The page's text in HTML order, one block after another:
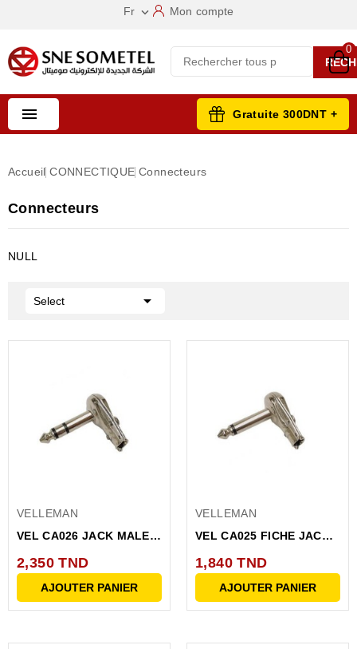
Fr  Mon compte
0
 Gratuite 300DNT +
Accueil CONNECTIQUE Connecteurs
Connecteurs
NULL
Select 
VELLEMAN
VEL CA026 JACK MALE
STEREO
2,350 TND
AJOUTER PANIER
VELLEMAN
VEL CA025 FICHE JACK
1,840 TND
AJOUTER PANIER